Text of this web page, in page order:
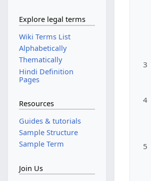
3
4
5
Explore legal terms
Wiki Terms List
Alphabetically
Thematically
Hindi Definition
Pages
Resources
Guides & tutorials
Sample Structure
Sample Term
Join Us